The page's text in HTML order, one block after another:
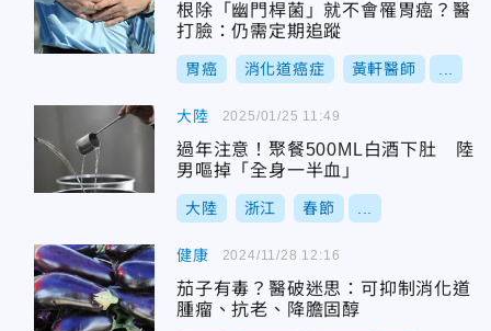
根除「幽門桿菌」就不會罹胃癌？醫
打臉：仍需定期追蹤
胃癌 消化道癌症 黃軒醫師
大陸
過年注意！聚餐500ML白酒下肚 陸
男嘔掉「全身一半血」
大陸 浙江 春節
2025/01/25 11:49
健康
茄子有毒？醫破迷思：可抑制消化道
腫瘤、抗老、降膽固醇
2024/11/28 12:16